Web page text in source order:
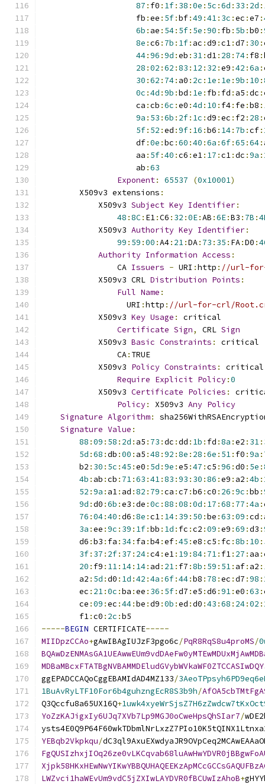
87 : f0 : 1f: 38 :0e : 5c :6d : 33 : 2d :
                    fb
:ee : 5f:bf:49 :41: 3c :ec :e7 :
6b : ae : 54: 5f: 5e :90 : fb : 5b :b0 :
8e :c6 : 7b : 1f: ac :d9 :c1:d7 : 30 :
44:96 :9d :eb : 31:d1: 28 : 74: f8 :
28 :02 :62 :83 : 12 : 32 :e9 :42 :6a :
30 :62 : 74: a0 : 2c : 1e : 1e :9b : 10 :
0c :4d :9b :bd : 1e : fb : fd : a5 :dc :
                    ca
:cb :6c :e0 :4d : 10 : f4: fe :b8 :
9a : 53 :6b : 2f: 1c :d9 :ec : f2 : 28 :
5f: 52 :ed :9f: 16 :b6 : 14: 7b :cf:
                    df
:0e :bc :60 :40 :6a :6f:65 :64:
                    aa
: 5f:40 :c6 :e1: 17 :c1:dc :9a :
                    ab
:63
Exponent: 65537 (0x10001)
        X509v3 extensions
:
            X509v3
Subject Key Identifier:
48 :8C: E1:C6 : 32 :0E:AB :6E:B3 : 7B :
            X509v3
Authority Key Identifier:
99 : 59 :00 :A4: 21:DA: 73 : 35 : FA:D0 :
Authority Information Access :
                CA
Issuers - URI :http : //url-
            X509v3 CRL
Distribution Points :
Full Name :
                  URI
:http : //url-for-crl/
            X509v3
Key Usage :
critical
Certificate Sign, CRL Sign
            X509v3
Basic Constraints :
critical
                CA
: TRUE
            X509v3
Policy Constraints :
critical
Require Explicit Policy:0
            X509v3
Certificate Policies :
Policy: X509v3 Any Policy
Signature Algorithm:
Signature Value :
88 :09 : 58 : 2d : a5 : 73 :dc :dd : 1b : fd :8a :e2 : 31:
5d :68 :db :00 : a5 :48 :92 :8e : 28 :6e : 51: f0 :9a :
        b2
: 30 : 5c :45 :e0 : 5d :9e :e5 :47 :c5 :96 :d0 : 5e :
4b : ab :cb : 71:63 :41:83 :93 : 30 :86 :e9 : a2 :4b :
52 :9a : a1: ad :82 : 79 :ca :c7 :b6 :c0 : 26 :9c :bb :
9d :d0 :6b :e3 :de :0c :88 :08 :0d : 17 :68 : 77 :4a :
76 :04:40 :d6 :8e :c1: 14: 39 : 50 :be :63 :09 :cd :
3a :ee :9c : 39 : 1f:bb : 1d : fc :c2 :09 :e9 :69 :d3 :
        d6
:b3 : fa : 34: fa :b4:ef:45 :e8 :c5 : fc :8b : 10 :
3f: 37 : 2f: 37 : 24:c4:e1: 19 :84: 71: f1: 27 : aa :
20 : f9 : 11: 14: 14: ad : 21: f7 :8b : 59 : 51: af: a2 :
        a2
: 5d :d0 : 1d :42 :4a :6f:44:b8 : 78 :ec :d7 :98 :
        ec
: 21:0c :ba :ee : 36 : 5f:d7 :e5 :d6 :91:e0 :63 :
        ce
:09 :ec :44:be :d9 :0b :ed :d0 :43 :68 : 24:02 :
        f1
:c0 : 2c :b5
-----BEGIN CERTIFICATE-----
MIIDpzCCAo+gAwIBAgIUJzF3pgo6c/PqR8RqS8u4proMS/
ggEPADCCAQoCggEBAMIdAD4MZ133/
1BuAvRyLTF10For6b4guhzngEcR8S3b9h/
Q3Qccfu8a65UX16Q+
YoZzKAJigxIy6UJq7XVb7Lp9MGJ0oCweHpsQhSIar7/
YEBqb2Vkpkqu/
LWZvci1haWEvUm9vdC5jZXIwLAYDVR0fBCUwIzAhoB+